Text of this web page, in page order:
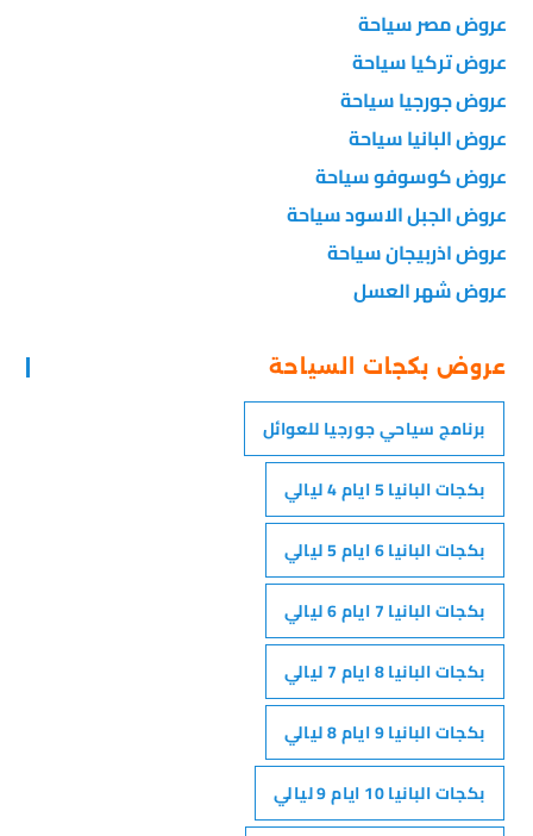
عروض مصر سياحة
عروض تركيا سياحة
عروض جورجيا سياحة
عروض البانيا سياحة
عروض كوسوفو سياحة
عروض الجبل الاسود سياحة
عروض اذربيجان سياحة
عروض شهر العسل
عروض بكجات السياحة
برنامج سياحي جورجيا للعوائل
بكجات البانيا 5 ايام 4 ليالي
بكجات البانيا 6 ايام 5 ليالي
بكجات البانيا 7 ايام 6 ليالي
بكجات البانيا 8 ايام 7 ليالي
بكجات البانيا 9 ايام 8 ليالي
بكجات البانيا 10 ايام 9 ليالي